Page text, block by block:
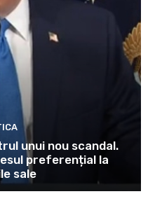
unui nou scandal.
preferențial la
sale